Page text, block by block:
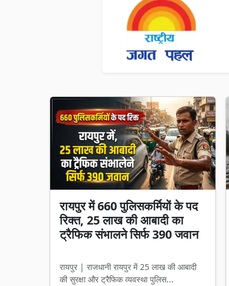
रायपुर में 660 पुलिसकर्मियों के पद
रिक्त, 25 लाख की आबादी का
ट्रैफिक संभालने सिर्फ 390 जवान
रायपुर | राजधानी रायपुर में 25 लाख की आबादी
की सुरक्षा और ट्रैफिक व्यवस्था पुलिस...